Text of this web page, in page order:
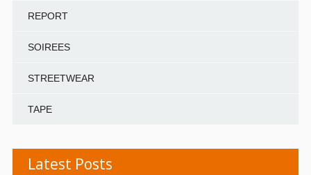
REPORT
SOIREES
STREETWEAR
TAPE
Latest Posts